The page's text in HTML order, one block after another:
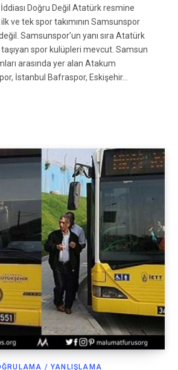
Doğru Değil Atatürk resmine
ve tek spor takımının Samsunspor
Samsunspor’un yanı sıra Atatürk
spor kulüpleri mevcut. Samsun
arasında yer alan Atakum
İstanbul Bafraspor, Eskişehir…
/ YANLIŞLAMA